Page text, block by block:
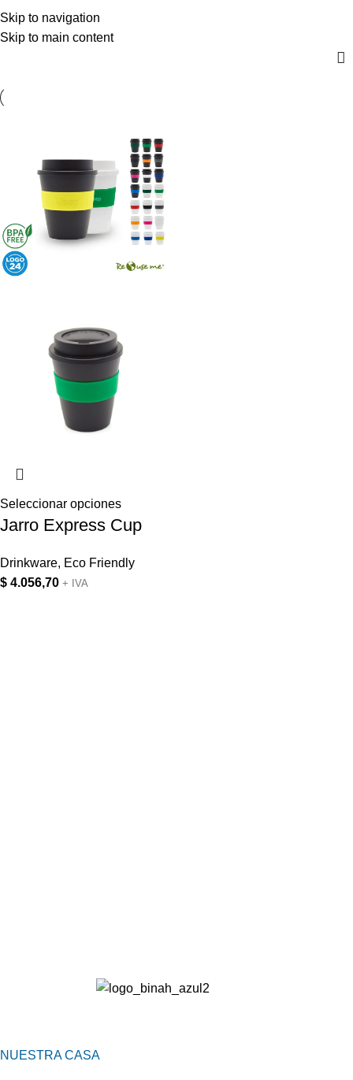
Skip to navigation
Skip to main content
Menú
Negro - Rosa - Plastico
Seleccionar opciones
Jarro Express Cup
Drinkware, Eco Friendly
$ 4.056,70 + IVA
NUESTRA CASA